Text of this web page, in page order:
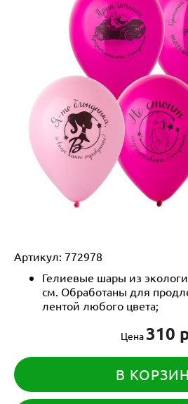
Артикул: 772978
Гелиевые шары из
см. Обработаны для
лентой любого цвета;
Цена310
В